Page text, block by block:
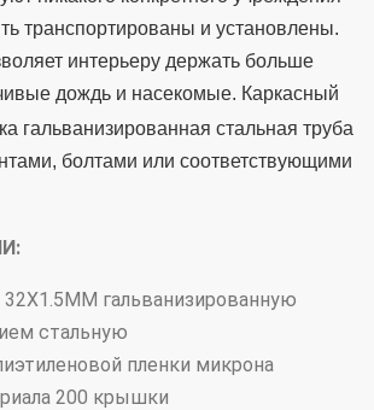
транспортированы и установлены.
интерьеру держать больше
дождь и насекомые. Каркасный
гальванизированная стальная труба
болтами или соответствующими
гальванизированную
стальную
пленки микрона
200 крышки